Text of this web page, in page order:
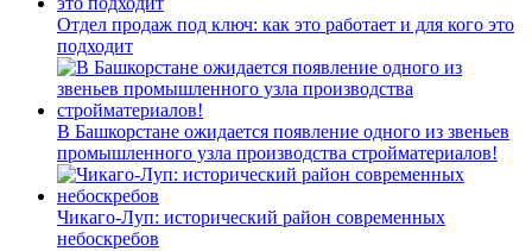
Отдел продаж под ключ: как это работает и для кого это
подходит
В Башкорстане ожидается появление одного из звеньев
промышленного узла производства стройматериалов!
Чикаго-Луп: исторический район современных
небоскребов